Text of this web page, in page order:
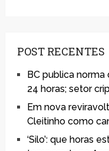
POST RECENTES
BC publica
24 horas; setor
Em nova
Cleitinho como
‘Silo’: que horas